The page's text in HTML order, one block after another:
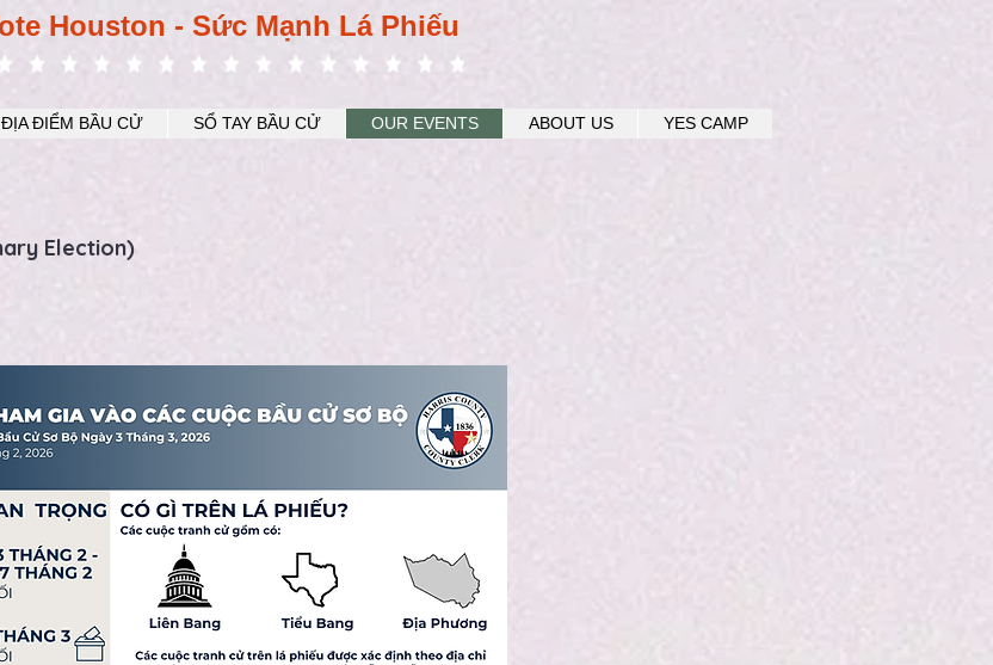
Houston - Sức Mạnh Lá Phiếu
ĐỊA ĐIỂM BẦU CỬ SỔ TAY BẦU CỬ OUR EVENTS ABOUT US YES CAMP
Election)